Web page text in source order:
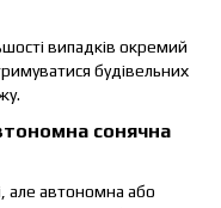
випадків окремий
будівельних
сонячна
але автономна або